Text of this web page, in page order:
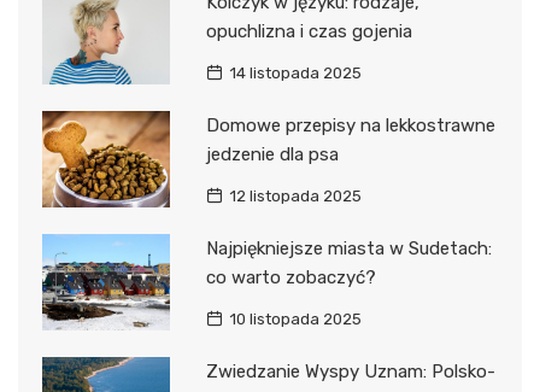
opuchlizna i czas gojenia
14 listopada 2025
Domowe przepisy na lekkostrawne
jedzenie dla psa
12 listopada 2025
Najpiękniejsze miasta w Sudetach:
co warto zobaczyć?
10 listopada 2025
Zwiedzanie Wyspy Uznam: Polsko-